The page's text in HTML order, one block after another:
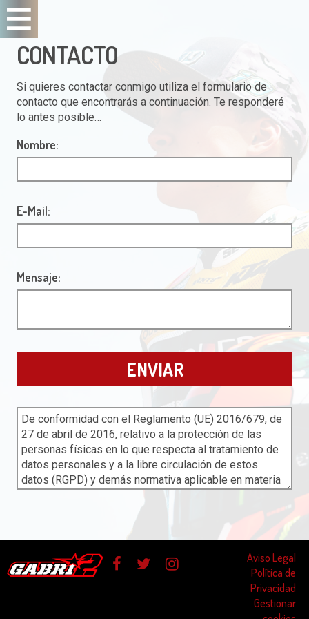
CONTACTO
Si quieres contactar conmigo utiliza el formulario de
contacto que encontrarás a continuación. Te responderé
lo antes posible…
Nombre:
E-Mail:
Mensaje:
Aviso Legal
Política de
Privacidad
Gestionar